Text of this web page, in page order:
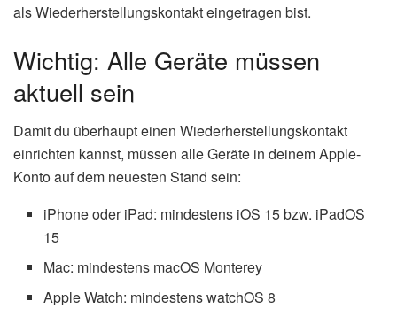
als Wiederherstellungskontakt eingetragen bist.
Wichtig: Alle Geräte müssen
aktuell sein
Damit du überhaupt einen Wiederherstellungskontakt
einrichten kannst, müssen alle Geräte in deinem Apple-
Konto auf dem neuesten Stand sein:
iPhone oder iPad: mindestens iOS 15 bzw. iPadOS
15
Mac: mindestens macOS Monterey
Apple Watch: mindestens watchOS 8